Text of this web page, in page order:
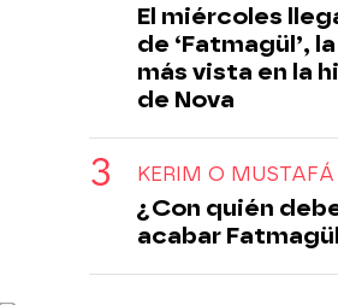
El miércoles
de ‘Fatmagül’,
más vista en la
de Nova
KERIM O MUSTAFÁ
¿Con quién
acabar